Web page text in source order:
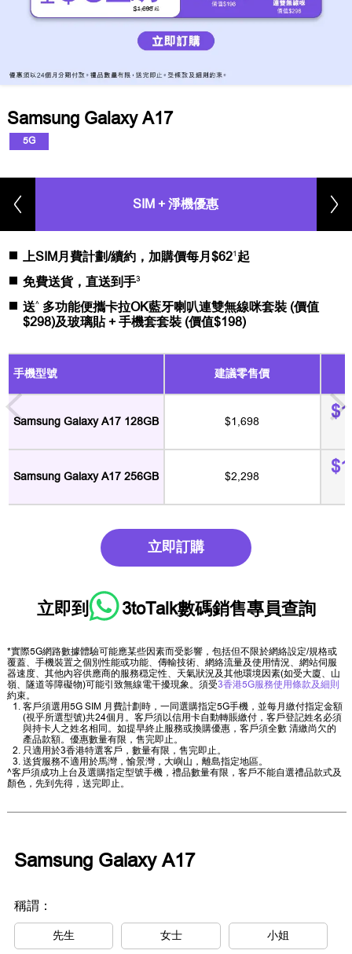
Samsung Galaxy A17
5G
SIM + 淨機優惠
上SIM月費計劃/續約，加購價每月$621 起
免費送貨，直送到手3
送^ 多功能便攜卡拉OK藍牙喇叭連雙無線咪套裝 (價值
$298)及玻璃貼 + 手機套套裝 (價值$198)
手機型號 建議零售價
Samsung Galaxy A17 128GB $1,698
Samsung Galaxy A17 256GB $2,298
立即訂購
立即到 3toTalk數碼銷售專員查詢
*實際5G網路數據體驗可能應某些因素而受影響，包括但不限於網絡設定/規格或
覆蓋、手機裝置之個別性能或功能、傳輸技術、網絡流量及使用情況、網站伺服
器速度、其他內容供應商的服務穏定性、天氣狀況及其他環境因素(如受大廈、山
嶺、隧道等障礙物)可能引致無線電干擾現象。須受3香港5G服務使用條款及細則
約束。
客戶須選用5G SIM 月費計劃時，一同選購指定5G手機，並每月繳付指定金額
(視乎所選型號)共24個月。客戶須以信用卡自動轉賬繳付，客戶登記姓名必須
與持卡人之姓名相同。如提早終止服務或換購優惠，客戶須全數 清繳尚欠的
產品款額。優惠數量有限，售完即止。
只適用於3香港特選客戶，數量有限，售完即止。
送貨服務不適用於馬灣，愉景灣，大嶼山，離島指定地區。
^客戶須成功上台及選購指定型號手機，禮品數量有限，客戶不能自選禮品款式及
顏色，先到先得，送完即止。
Samsung Galaxy A17
稱謂：
先生 女士 小姐